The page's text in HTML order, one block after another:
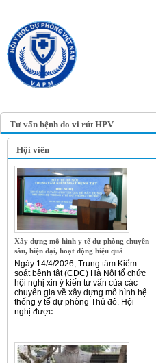
Tư vấn bệnh do vi rút HPV
Hội viên
Xây dựng mô hình y tế dự phòng chuyên
sâu, hiện đại, hoạt động hiệu quả
Ngày 14/4/2026, Trung tâm Kiểm
soát bệnh tật (CDC) Hà Nội tổ chức
hội nghị xin ý kiến tư vấn của các
chuyên gia về xây dựng mô hình hệ
thống y tế dự phòng Thủ đô. Hội
nghị được...